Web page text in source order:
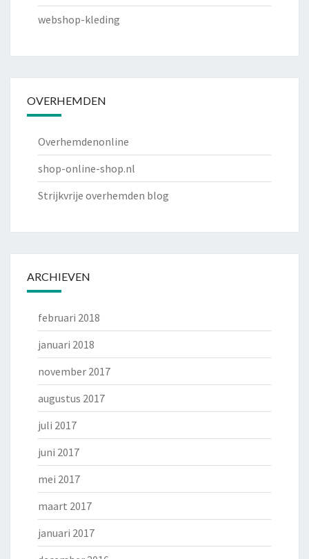
webshop-kleding
OVERHEMDEN
Overhemdenonline
shop-online-shop.nl
Strijkvrije overhemden blog
ARCHIEVEN
februari 2018
januari 2018
november 2017
augustus 2017
juli 2017
juni 2017
mei 2017
maart 2017
januari 2017